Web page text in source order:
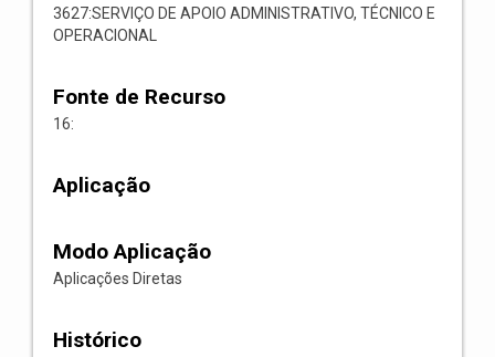
3627:SERVIÇO DE APOIO ADMINISTRATIVO, TÉCNICO E
OPERACIONAL
Fonte de Recurso
16:
Aplicação
Modo Aplicação
Aplicações Diretas
Histórico